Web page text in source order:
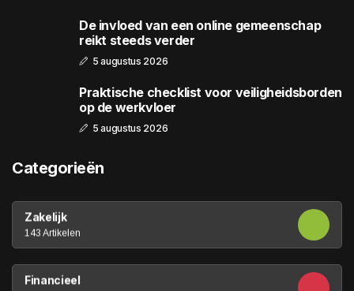
De invloed van een online gemeenschap
reikt steeds verder
5 augustus 2026
Praktische checklist voor veiligheidsborden
op de werkvloer
5 augustus 2026
Categorieën
Zakelijk
143 Artikelen
Financieel